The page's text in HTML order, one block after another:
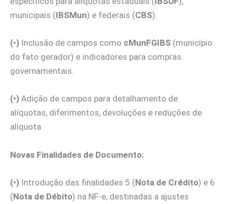
municipais (IBSMun) e federais (CBS).
(•) Inclusão de campos como cMunFGIBS (município
do fato gerador) e indicadores para compras
governamentais.
(•) Adição de campos para detalhamento de
alíquotas, diferimentos, devoluções e reduções de
alíquota
Novas Finalidades de Documento:
(•) Introdução das finalidades 5 (Nota de Crédito) e 6
(Nota de Débito) na NF-e, destinadas a ajustes